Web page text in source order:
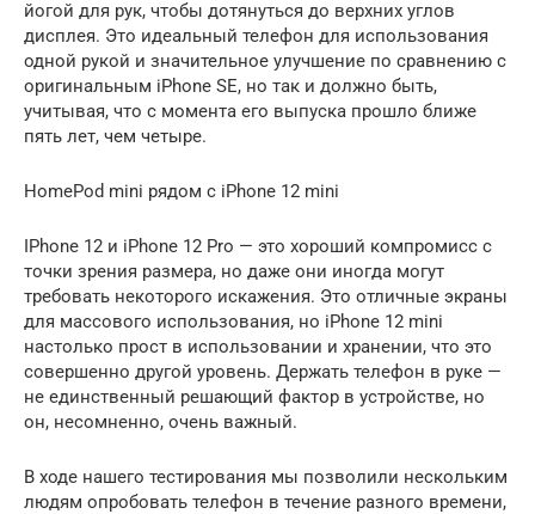
йогой для рук, чтобы дотянуться до верхних углов
дисплея. Это идеальный телефон для использования
одной рукой и значительное улучшение по сравнению с
оригинальным iPhone SE, но так и должно быть,
учитывая, что с момента его выпуска прошло ближе
пять лет, чем четыре.
HomePod mini рядом с iPhone 12 mini
IPhone 12 и iPhone 12 Pro — это хороший компромисс с
точки зрения размера, но даже они иногда могут
требовать некоторого искажения. Это отличные экраны
для массового использования, но iPhone 12 mini
настолько прост в использовании и хранении, что это
совершенно другой уровень. Держать телефон в руке —
не единственный решающий фактор в устройстве, но
он, несомненно, очень важный.
В ходе нашего тестирования мы позволили нескольким
людям опробовать телефон в течение разного времени,